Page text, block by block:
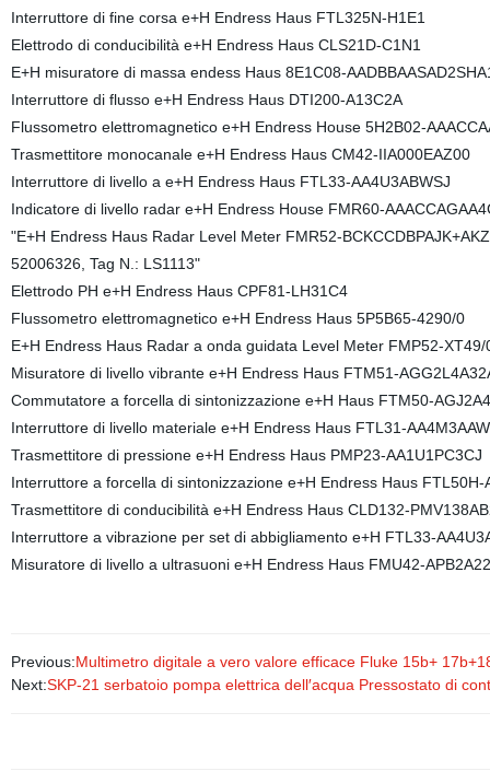
Interruttore di fine corsa e+H Endress Haus FTL325N-H1E1
Elettrodo di conducibilità e+H Endress Haus CLS21D-C1N1
E+H misuratore di massa endess Haus 8E1C08-
Interruttore di flusso e+H Endress Haus DTI200-A13C2A
Flussometro elettromagnetico e+H Endress House 5H2B02-
Trasmettitore monocanale e+H Endress Haus CM42-IIA000EAZ00
Interruttore di livello a e+H Endress Haus FTL33-AA4U3ABWSJ
Indicatore di livello radar e+H Endress House FMR60-
"E+H Endress Haus Radar Level Meter FMR52-
52006326, Tag N.: LS1113"
Elettrodo PH e+H Endress Haus CPF81-LH31C4
Flussometro elettromagnetico e+H Endress Haus 5P5B65-4290/0
E+H Endress Haus Radar a onda guidata Level Meter FMP52-XT49/
Misuratore di livello vibrante e+H Endress Haus FTM51-
Commutatore a forcella di sintonizzazione e+H Haus FTM50-
Interruttore di livello materiale e+H Endress Haus FTL31-
Trasmettitore di pressione e+H Endress Haus PMP23-AA1U1PC3CJ
Interruttore a forcella di sintonizzazione e+H Endress Haus FTL50H-
Trasmettitore di conducibilità e+H Endress Haus CLD132-
Interruttore a vibrazione per set di abbigliamento e+H FTL33-
Misuratore di livello a ultrasuoni e+H Endress Haus FMU42-
Previous:Multimetro digitale a vero valore efficace Fluke 15b+
Next:SKP-21 serbatoio pompa elettrica dell′acqua Pressostato di